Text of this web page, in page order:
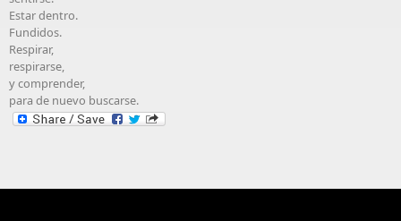
Estar dentro.
Fundidos.
Respirar,
respirarse,
y comprender,
para de nuevo buscarse.